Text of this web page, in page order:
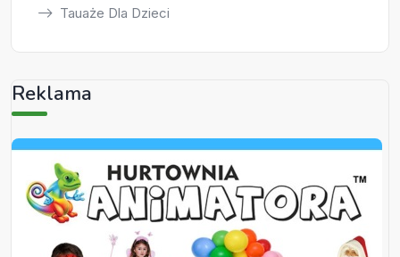
Tauaże Dla Dzieci
Reklama